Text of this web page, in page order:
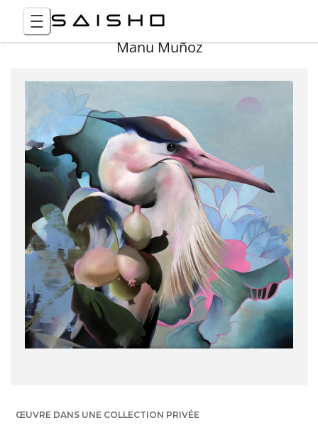
Manu Muñoz
ŒUVRE DANS UNE COLLECTION PRIVÉE